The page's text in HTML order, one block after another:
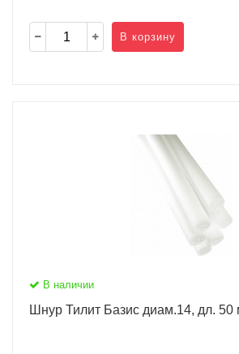
В корзину
В наличии
Шнур Тилит Базис диам.14, дл. 50